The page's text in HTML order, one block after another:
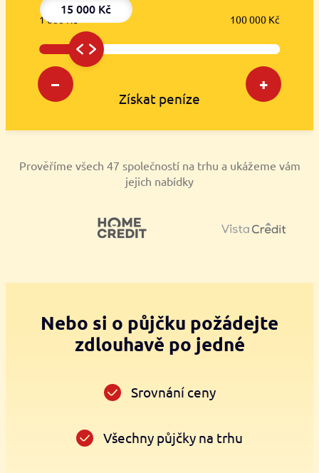
15 000 Kč
– +
1 000 Kč 100 000 Kč
Získat peníze
Prověříme všech 47 společností na trhu a ukážeme vám
jejich nabídky
Nebo si o půjčku požádejte
zdlouhavě po jedné
Srovnání ceny
Všechny půjčky na trhu